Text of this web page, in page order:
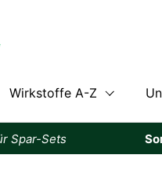
Wirkstoffe A-Z
Sommerdeal: